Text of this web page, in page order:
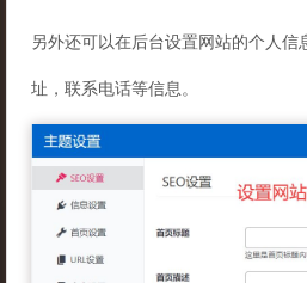
另外还可以在后台设置网站的个人
址，联系电话等信息。